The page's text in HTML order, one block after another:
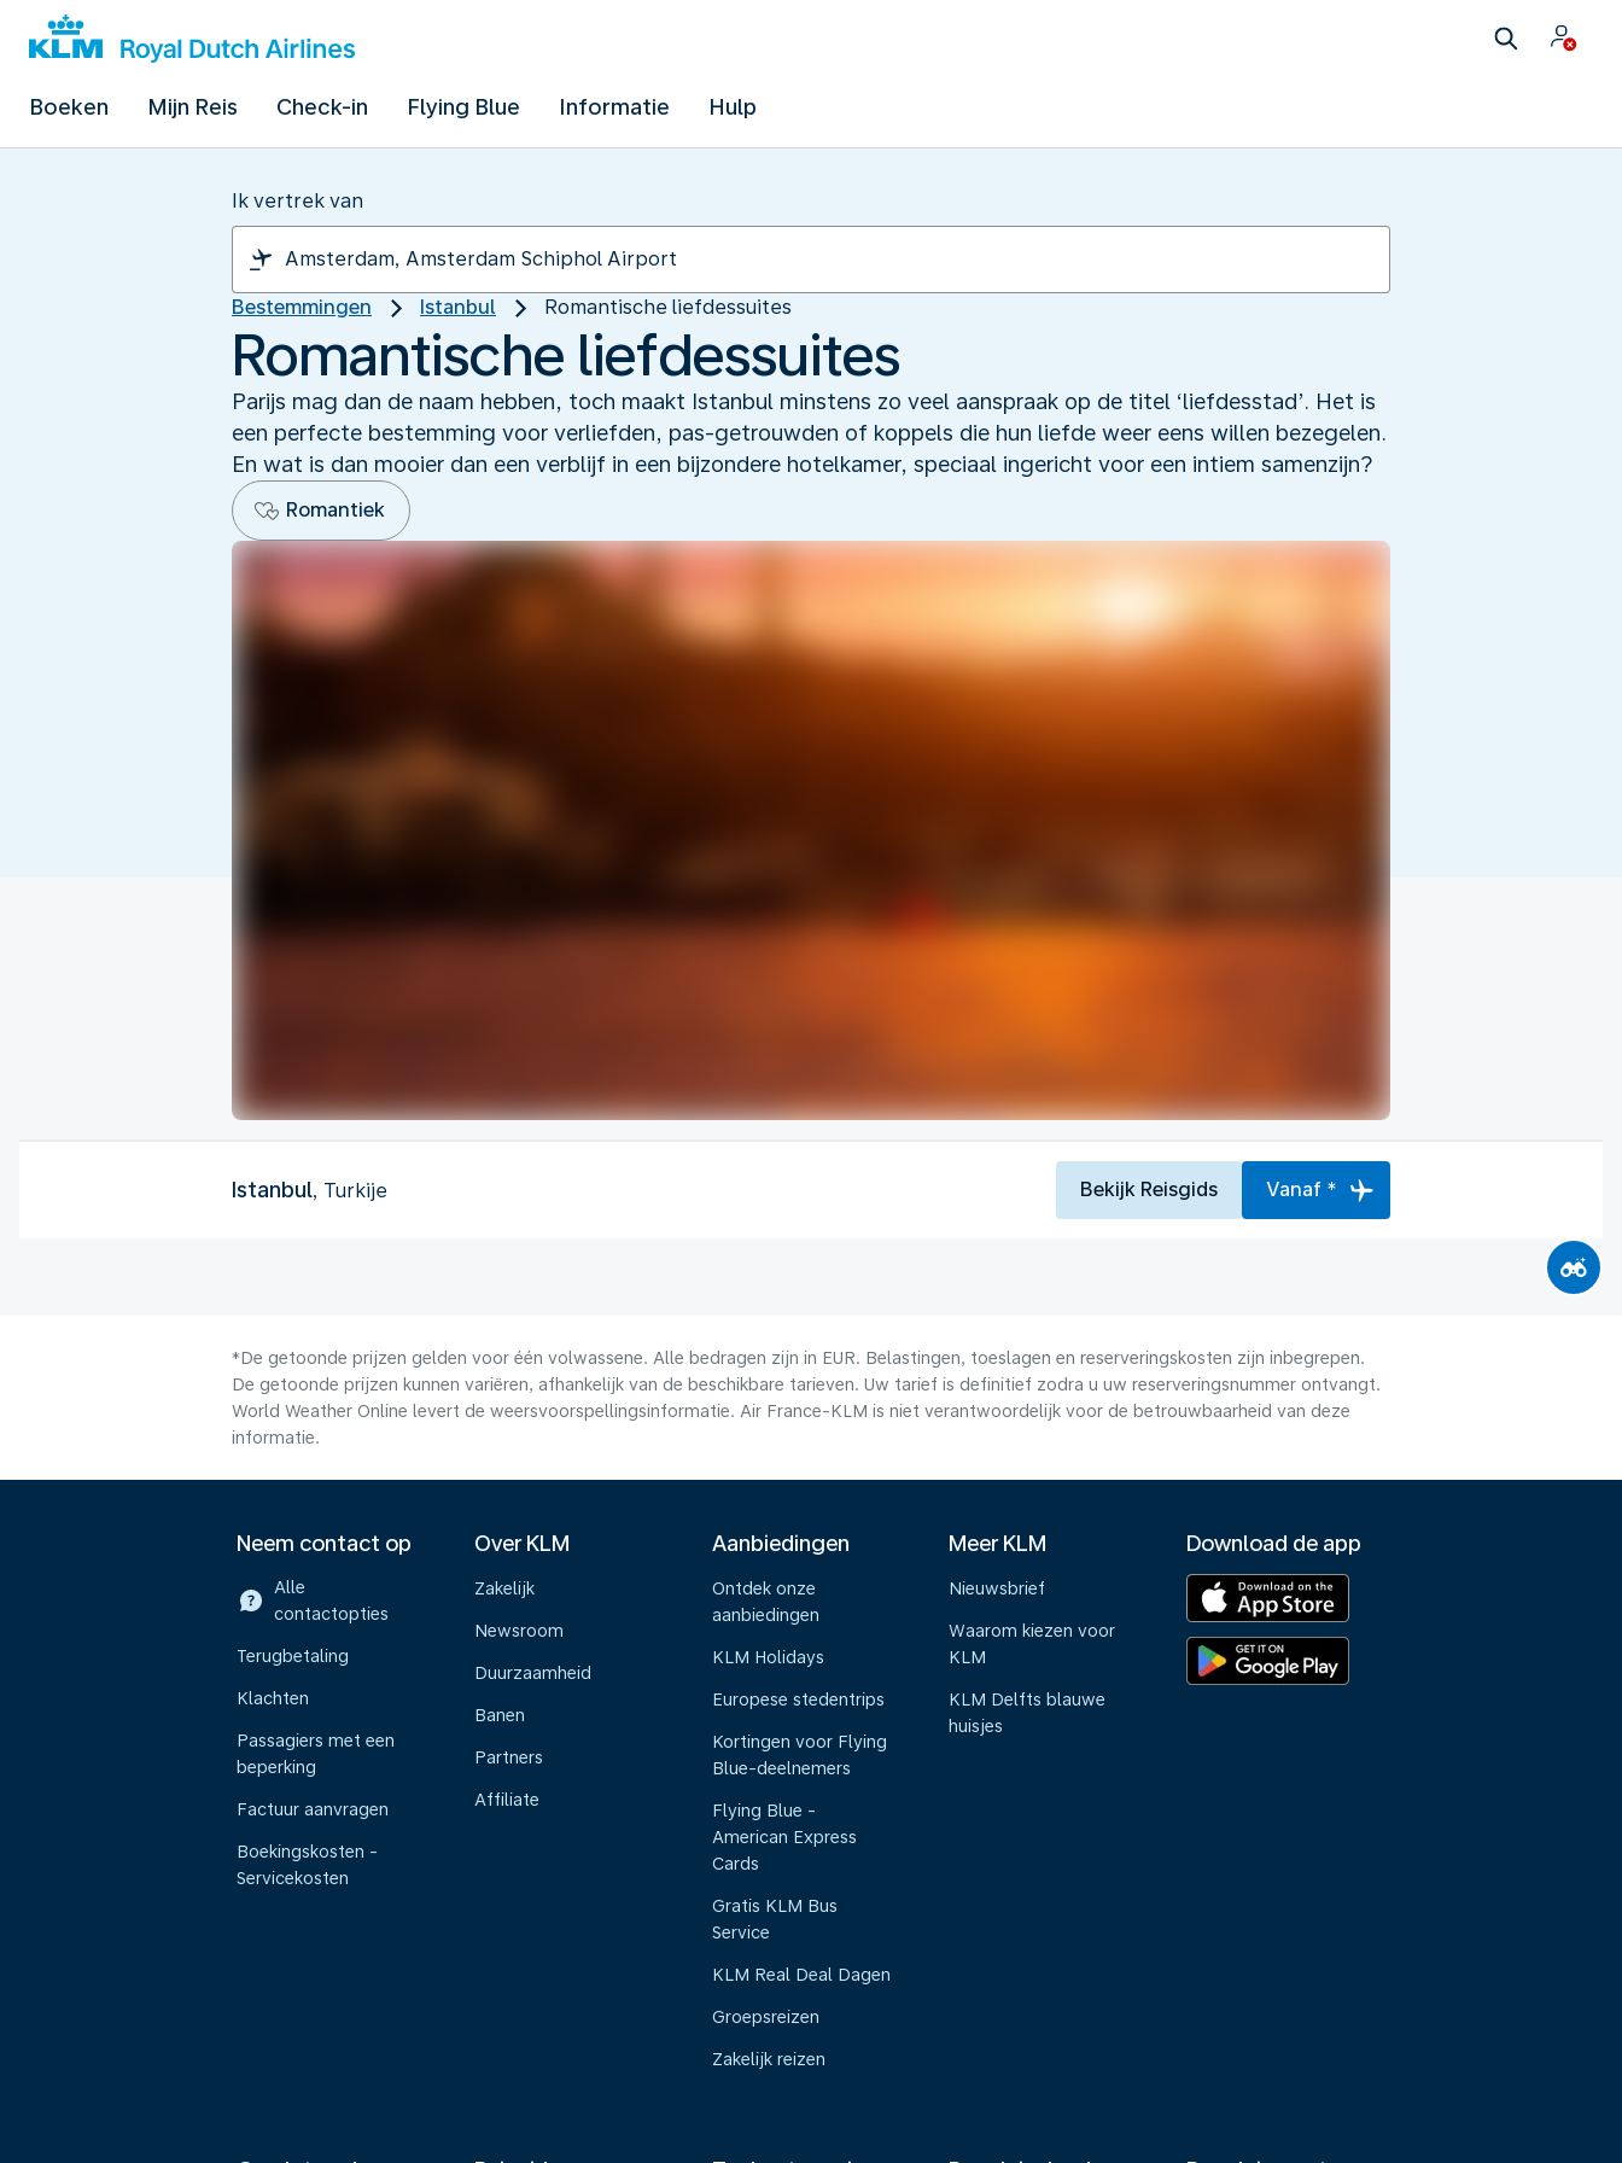
Boeken Mijn Reis Check-in Flying Blue Informatie Hulp
Ik vertrek van
Bestemmingen Istanbul Romantische liefdessuites
Romantische liefdessuites
Parijs mag dan de naam hebben, toch maakt Istanbul minstens zo veel aanspraak op de titel ‘liefdesstad’. Het is
een perfecte bestemming voor verliefden, pas-getrouwden of koppels die hun liefde weer eens willen bezegelen.
En wat is dan mooier dan een verblijf in een bijzondere hotelkamer, speciaal ingericht voor een intiem samenzijn?
Romantiek
Istanbul, Turkije Bekijk Reisgids Vanaf *
*De getoonde prijzen gelden voor één volwassene. Alle bedragen zijn in EUR. Belastingen, toeslagen en reserveringskosten zijn inbegrepen.
De getoonde prijzen kunnen variëren, afhankelijk van de beschikbare tarieven. Uw tarief is definitief zodra u uw reserveringsnummer ontvangt.
World Weather Online levert de weersvoorspellingsinformatie. Air France-KLM is niet verantwoordelijk voor de betrouwbaarheid van deze
informatie.
Neem contact op
Alle
contactopties
Terugbetaling
Klachten
Passagiers met een
beperking
Factuur aanvragen
Boekingskosten -
Servicekosten
Over KLM
Zakelijk
Newsroom
Duurzaamheid
Banen
Partners
Affiliate
Aanbiedingen
Ontdek onze
aanbiedingen
KLM Holidays
Europese stedentrips
Kortingen voor Flying
Blue-deelnemers
Flying Blue -
American Express
Cards
Gratis KLM Bus
Service
KLM Real Deal Dagen
Groepsreizen
Zakelijk reizen
Meer KLM
Nieuwsbrief
Waarom kiezen voor
KLM
KLM Delfts blauwe
huisjes
Download de app